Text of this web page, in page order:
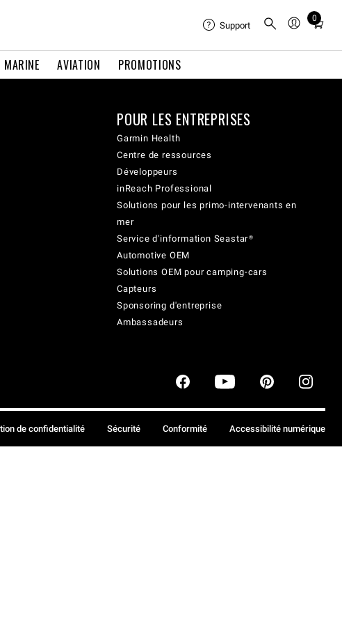
MARINE AVIATION PROMOTIONS
Support
0
Total
cart:
POUR LES ENTREPRISES
Garmin Health
Centre de ressources
Développeurs
inReach Professional
Solutions pour les primo-intervenants en
mer
Service d'information Seastar®
Automotive OEM
Solutions OEM pour camping-cars
Capteurs
Sponsoring d'entreprise
Ambassadeurs
de confidentialité Sécurité Conformité Accessibilité numérique